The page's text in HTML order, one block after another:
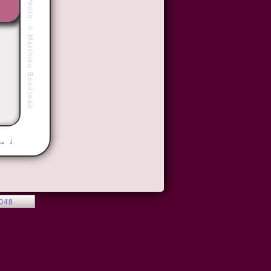
Photo:
©
Matthieu Benéteau
↓